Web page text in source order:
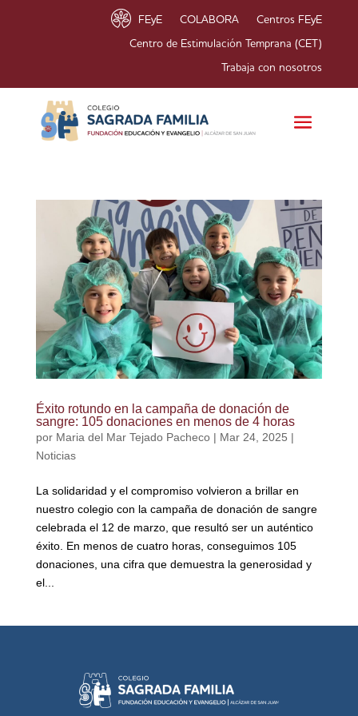
FEyE COLABORA Centros FEyE
Centro de Estimulación Temprana (CET)
Trabaja con nosotros
Éxito rotundo en la campaña de donación de
sangre: 105 donaciones en menos de 4 horas
por Maria del Mar Tejado Pacheco| Mar 24, 2025 |
Noticias
La solidaridad y el compromiso volvieron a brillar en
nuestro colegio con la campaña de donación de sangre
celebrada el 12 de marzo, que resultó ser un auténtico
éxito. En menos de cuatro horas, conseguimos 105
donaciones, una cifra que demuestra la generosidad y
el...